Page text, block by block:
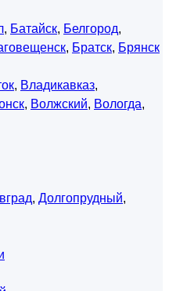
, Батайск, Белгород,
, Братск, Брянск
, Владикавказ,
, Волжский, Вологда,
, Долгопрудный,